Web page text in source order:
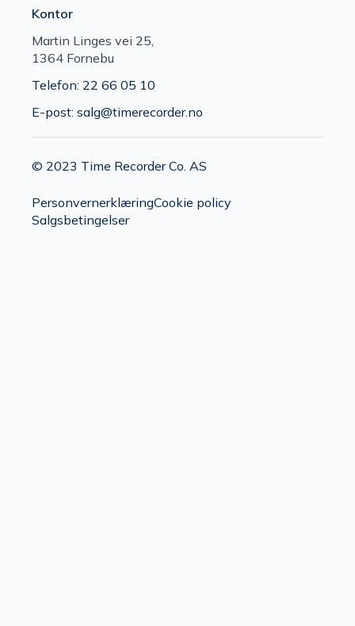
Kontor
Martin Linges vei 25,
1364 Fornebu
Telefon: 22 66 05 10
E-post: salg@timerecorder.no
© 2023 Time Recorder Co. AS
PersonvernerklæringCookie policy
Salgsbetingelser